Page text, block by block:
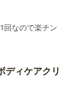
回なので楽チン
ィケアクリ